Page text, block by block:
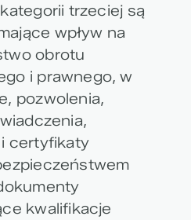
trzeciej są
wpływ na
obrotu
i prawnego, w
pozwolenia,
certyfikaty
kwalifikacje